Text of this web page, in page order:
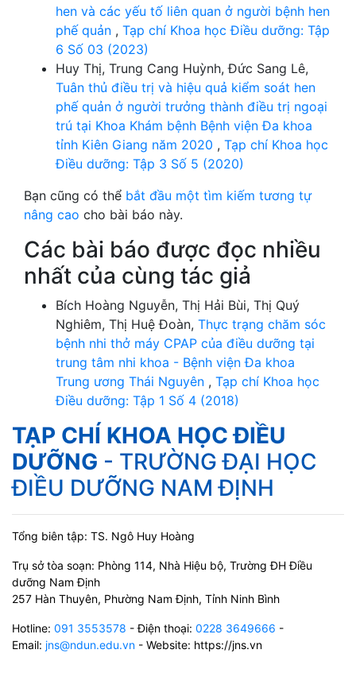
hen và các yếu tố liên quan ở người bệnh hen
phế quản , Tạp chí Khoa học Điều dưỡng: Tập
6 Số 03 (2023)
Huy Thị, Trung Cang Huỳnh, Đức Sang Lê,
Tuân thủ điều trị và hiệu quả kiểm soát hen
phế quản ở người trưởng thành điều trị ngoại
trú tại Khoa Khám bệnh Bệnh viện Đa khoa
tỉnh Kiên Giang năm 2020 , Tạp chí Khoa học
Điều dưỡng: Tập 3 Số 5 (2020)
Bạn cũng có thể bắt đầu một tìm kiếm tương tự
nâng cao cho bài báo này.
Các bài báo được đọc nhiều
nhất của cùng tác giả
Bích Hoàng Nguyễn, Thị Hải Bùi, Thị Quý
Nghiêm, Thị Huệ Đoàn, Thực trạng chăm sóc
bệnh nhi thở máy CPAP của điều dưỡng tại
trung tâm nhi khoa - Bệnh viện Đa khoa
Trung ương Thái Nguyên , Tạp chí Khoa học
Điều dưỡng: Tập 1 Số 4 (2018)
TẠP CHÍ KHOA HỌC ĐIỀU
DƯỠNG - TRƯỜNG ĐẠI HỌC
ĐIỀU DƯỠNG NAM ĐỊNH
Tổng biên tập: TS. Ngô Huy Hoàng
Trụ sở tòa soạn: Phòng 114, Nhà Hiệu bộ, Trường ĐH Điều
dưỡng Nam Định
257 Hàn Thuyên, Phường Nam Định, Tỉnh Ninh Bình
Hotline: 091 3553578 - Điện thoại: 0228 3649666 -
Email: jns@ndun.edu.vn - Website: https://jns.vn